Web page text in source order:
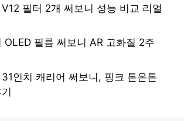
필터 2개 써보니 성능 비교 리얼
OLED 필름 써보니 AR 고화질 2주
인치 캐리어 써보니, 핑크 톤온톤